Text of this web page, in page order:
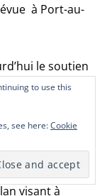
to use this
see here:Cookie
à Port-au-
le soutien
de
pouvoir dont
Vérité, la
du mandat
visant à
to use this
see here:Cookie
to use this
see here:Cookie